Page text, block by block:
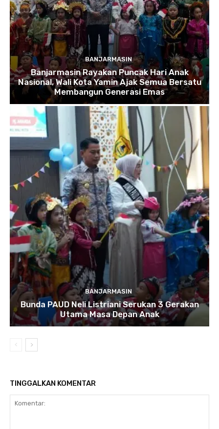
BANJARMASIN
Banjarmasin Rayakan Puncak Hari Anak
Nasional, Wali Kota Yamin Ajak Semua Bersatu
Membangun Generasi Emas
BANJARMASIN
Bunda PAUD Neli Listriani Serukan 3 Gerakan
Utama Masa Depan Anak
TINGGALKAN KOMENTAR